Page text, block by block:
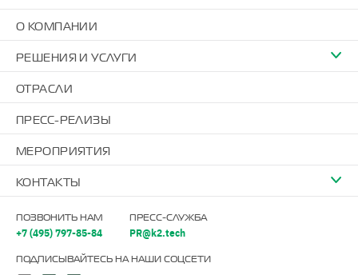
О КОМПАНИИ
РЕШЕНИЯ И УСЛУГИ
ОТРАСЛИ
ПРЕСС-РЕЛИЗЫ
МЕРОПРИЯТИЯ
КОНТАКТЫ
ПОЗВОНИТЬ НАМ
+7 (495) 797-85-84
ПРЕСС-СЛУЖБА
PR@k2.tech
ПОДПИСЫВАЙТЕСЬ НА НАШИ СОЦСЕТИ